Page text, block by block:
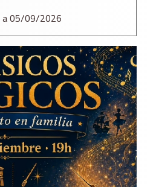
a 05/09/2026